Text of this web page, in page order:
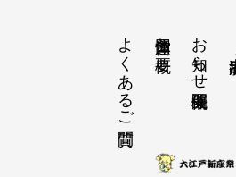
お知らせ開催概要
運営団体と概要
よくあるご質問